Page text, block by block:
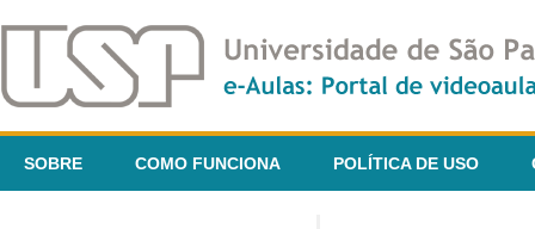
SOBRE COMO FUNCIONA POLÍTICA DE USO